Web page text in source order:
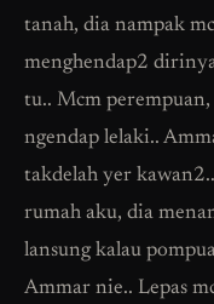
tanah, dia nampak
menghendap2
tu.. Mcm
ngendap lelaki..
takdelah yer
rumah aku, dia
lansung kalau
Ammar nie.. Lepas